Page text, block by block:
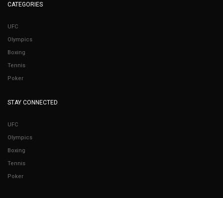
CATEGORIES
UFC
Olympics
Boxing
Tennis
Poker
STAY CONNECTED
UFC
Olympics
Boxing
Tennis
Poker